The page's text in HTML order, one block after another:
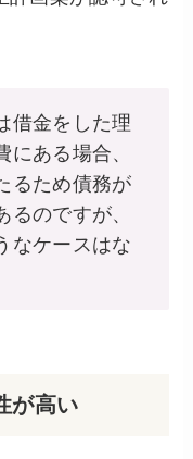
借金をした理
にある場合、
るため債務が
るのですが、
なケースはな
が高い